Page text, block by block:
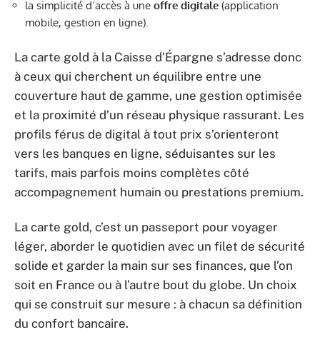
la simplicité d’accès à une offre digitale (application
mobile, gestion en ligne).
La carte gold à la Caisse d’Épargne s’adresse donc
à ceux qui cherchent un équilibre entre une
couverture haut de gamme, une gestion optimisée
et la proximité d’un réseau physique rassurant. Les
profils férus de digital à tout prix s’orienteront
vers les banques en ligne, séduisantes sur les
tarifs, mais parfois moins complètes côté
accompagnement humain ou prestations premium.
La carte gold, c’est un passeport pour voyager
léger, aborder le quotidien avec un filet de sécurité
solide et garder la main sur ses finances, que l’on
soit en France ou à l’autre bout du globe. Un choix
qui se construit sur mesure : à chacun sa définition
du confort bancaire.